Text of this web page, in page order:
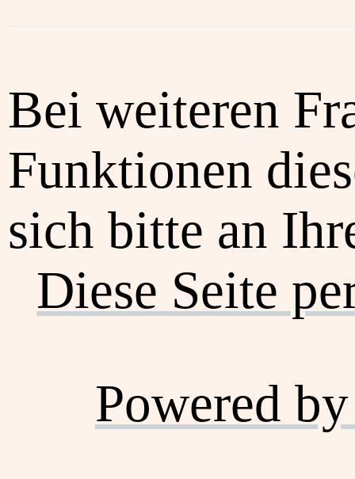
Bei weiteren
Funktionen
sich bitte an
Diese Seite
Powered